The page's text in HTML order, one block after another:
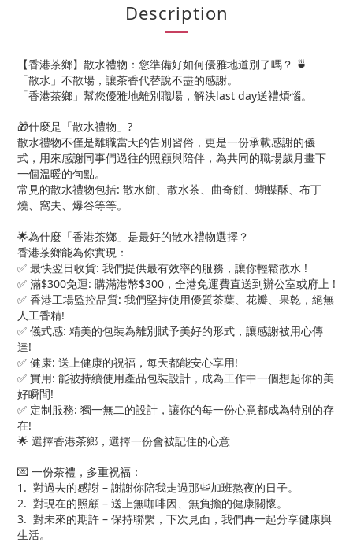
Description
【香港茶鄉】散水禮物：您準備好如何優雅地道別了嗎？ 🍵
「散水」不散場，讓茶香代替說不盡的感謝。
「香港茶鄉」幫您優雅地離別職場，解決last day送禮煩惱。
🎁什麼是「散水禮物」?
散水禮物不僅是離職當天的告別習俗，更是一份承載感謝的儀
式，用來感謝同事們過往的照顧與陪伴，為共同的職場歲月畫下
一個溫暖的句點。
常見的散水禮物包括: 散水餅、散水茶、曲奇餅、蝴蝶酥、布丁
燒、窩夫、爆谷等等。
🌟為什麼「香港茶鄉」是最好的散水禮物選擇？
香港茶鄉能為你實現：
✅ 最快翌日收貨: 我們提供最有效率的服務，讓你輕鬆散水 !
✅ 滿$300免運: 購滿港幣$300，全港免運費直送到辦公室或府上 !
✅ 香港工場監控品質: 我們堅持使用優質茶葉、花瓣、果乾，絕無
人工香精!
✅ 儀式感: 精美的包裝為離別賦予美好的形式，讓感謝被用心傳
達!
✅ 健康: 送上健康的祝福，每天都能安心享用!
✅ 實用: 能被持續使用產品包裝設計，成為工作中一個想起你的美
好瞬間!
✅ 定制服務: 獨一無二的設計，讓你的每一份心意都成為特別的存
在!
🌟 選擇香港茶鄉，選擇一份會被記住的心意
💌 一份茶禮，多重祝福：
1. 對過去的感謝 – 謝謝你陪我走過那些加班熬夜的日子。
2. 對現在的照顧 – 送上無咖啡因、無負擔的健康關懷。
3. 對未來的期許 – 保持聯繫，下次見面，我們再一起分享健康與
生活。